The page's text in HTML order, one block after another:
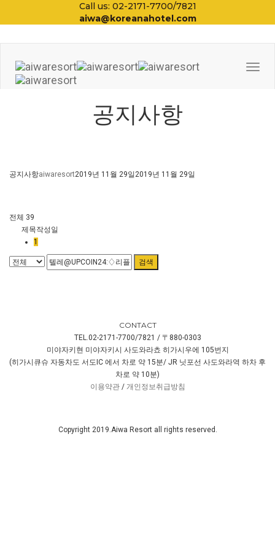
Call us: 02-2171-7700/7821
aiwa@koreanahotel.com
공지사항
공지사항aiwaresort2019년 11월 29일2019년 11월 29일
전체 39
제목작성일
1
검색
CONTACT
TEL.02-2171-7700/7821 / 〒880-0303
미야자키현 미야자키시 사도와라쵸 히가시우에 105번지
(히가시큐슈 자동차도 서도IC 에서 차로 약 15분/ JR 닛포선 사도와라역 하차 후
차로 약 10분)
이용약관/ 개인정보취급방침
Copyright 2019.Aiwa Resort all rights reserved.